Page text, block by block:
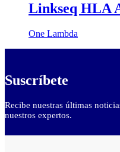
Linkseq HLA
One Lambda
Suscríbete
Recibe nuestras últimas
nuestros expertos.